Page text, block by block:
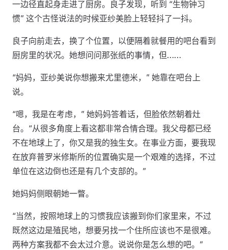
一边径直起身走进了厨房。良子发现，听到 “生物钟习
惯” 这个古怪说法的时候亚纱美脸上轻轻抖了一抖。
良子向前走去，换了个位置，以便隔着就餐用的吧台看到
厨房里的状况。她想问问那张纸的事情，但……
“妈妈，亚纱美说你想搬来尤里德米，” 她靠在吧台上
说。
“嗯，我是在考虑，” 她妈妈答着话，但脸依然朝着灶
台。“从很多角度上看这都非常合情合理。我父母都已经
不在地球上了，你又是我的独生女。在事业方面，要我现
在放弃普罗米修斯所的位置确实是一个艰难的选择，不过
单位在这边倒也还是有几个支部的。”
她妈妈侧眼朝她一瞥。
“当然，按照地球上的习惯我应该搬到你们家里来，不过
既然这边是殖民地，想要另找一个住所应该也不是很难。
两种方案我都不会太过介意。说说你是怎么想的吧。”